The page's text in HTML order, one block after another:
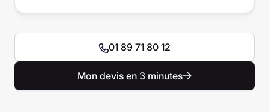
01 89 71 80 12
Mon devis en 3 minutes